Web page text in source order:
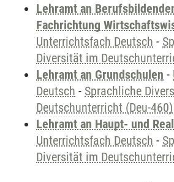
Lehramt an
Fachrichtung
Unterrichtsfach Deutsch -
Diversität im
Lehramt an Grundschulen -
Deutsch - Sprachliche
Deutschunterricht (Deu-460)
Lehramt an Haupt- und
Unterrichtsfach Deutsch -
Diversität im